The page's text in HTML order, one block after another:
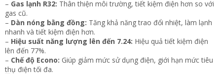
– Gas lạnh R32: Thân thiện môi trường, tiết kiệm điện hơn so với
gas cũ.
– Dàn nóng bằng đồng: Tăng khả năng trao đổi nhiệt, làm lạnh
nhanh và tiết kiệm điện hơn.
– Hiệu suất năng lượng lên đến 7.24: Hiệu quả tiết kiệm điện
lên đến 77%.
– Chế độ Econo: Giúp giảm mức sử dụng điện, giới hạn mức tiêu
thụ điện tối đa.